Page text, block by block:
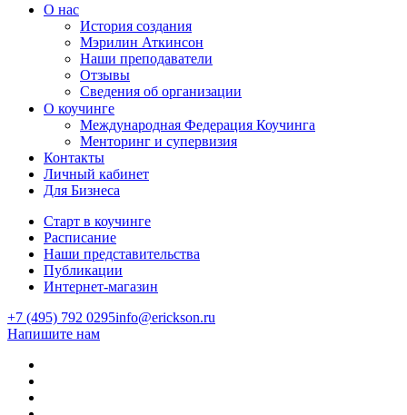
О нас
История создания
Мэрилин Аткинсон
Наши преподаватели
Отзывы
Сведения об организации
О коучинге
Международная Федерация Коучинга
Менторинг и супервизия
Контакты
Личный кабинет
Для Бизнеса
Старт в коучинге
Расписание
Наши представительства
Публикации
Интернет-магазин
+7 (495) 792 0295info@erickson.ru
Напишите нам